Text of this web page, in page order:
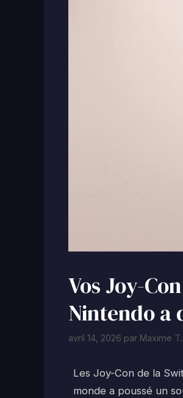
Vos Joy-
Nintendo a
avril 14, 2026 par Maxime T.
Les Joy-Con de la
monde a poussé un